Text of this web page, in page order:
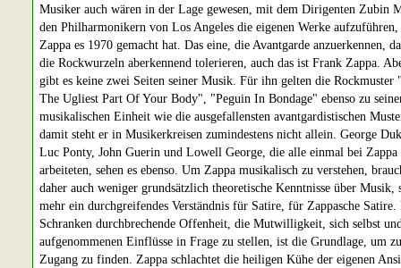
Musiker auch wären in der Lage gewesen, mit dem Dirigenten Zubin
den Philharmonikern von Los Angeles die eigenen Werke
Zappa es 1970 gemacht hat. Das eine, die Avantgarde anzuerkennen,
die Rockwurzeln aberkennend tolerieren, auch das ist Frank Zappa.
gibt es keine zwei Seiten seiner Musik. Für ihn gelten die Rockmuster
The Ugliest Part Of Your Body", "Peguin In Bondage" ebenso zu
musikalischen Einheit wie die ausgefallensten avantgardistischen
damit steht er in Musikerkreisen zumindestens nicht allein. George
Luc Ponty, John Guerin und Lowell George, die alle einmal bei Zappa
arbeiteten, sehen es ebenso. Um Zappa musikalisch zu verstehen,
daher auch weniger grundsätzlich theoretische Kenntnisse über Musik,
mehr ein durchgreifendes Verständnis für Satire, für Zappasche
Schranken durchbrechende Offenheit, die Mutwilligkeit, sich selbst
aufgenommenen Einflüsse in Frage zu stellen, ist die Grundlage, um
Zugang zu finden. Zappa schlachtet die heiligen Kühe der eigenen